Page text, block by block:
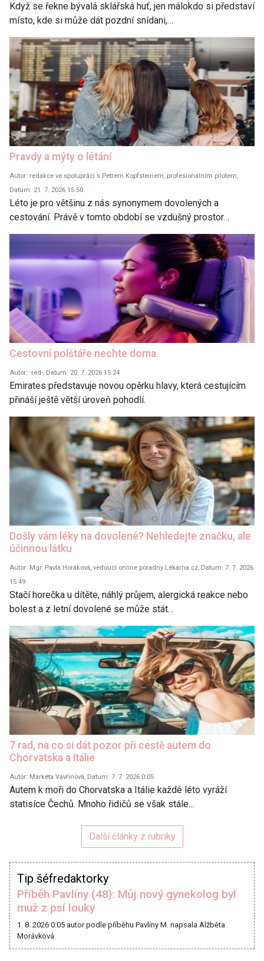
Když se řekne bývalá sklářská huť, jen málokdo si představí
místo, kde si může dát pozdní snídani,…
Pravdy a mýty o létání
Autor: redakce ve spolupráci s Petrem Kopfsteinem, profesionálním pilotem,
Datum: 21. 7. 2026 15:50
Léto je pro většinu z nás synonymem dovolených a
cestování. Právě v tomto období se vzdušný prostor…
Cestovní polštáře nechte doma
Autor: -red-, Datum: 20. 7. 2026 15:24
Emirates představuje novou opěrku hlavy, která cestujícím
přináší ještě větší úroveň pohodlí.
Došly vám léky na dovolené? Nehledejte značku, ale
účinnou látku
Autor: Mgr. Pavla Horáková, vedoucí online poradny Lékárna.cz, Datum: 7. 7. 2026
15:49
Stačí horečka u dítěte, náhlý průjem, alergická reakce nebo
bolest a z letní dovolené se může stát…
7 rad, na co si dát pozor při cestě autem do
Chorvatska a Itálie
Autor: Markéta Vavřinová, Datum: 7. 7. 2026 0:05
Autem k moři do Chorvatska a Itálie každé léto vyráží
statisíce Čechů. Mnoho řidičů se však stále…
Další články z rubriky
Tip šéfredaktorky
Příběh Pavlíny (48): Můj nový gynekolog byl
muž z psí louky
1. 8. 2026 0:05 autor podle příběhu Pavlíny M. napsala Alžběta
Morávková